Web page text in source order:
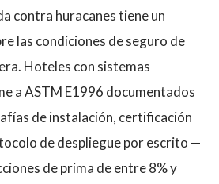
contra huracanes tiene un
las condiciones de seguro de
Hoteles con sistemas
a ASTM E1996 documentados
de instalación, certificación
de despliegue por escrito —
de prima de entre 8% y